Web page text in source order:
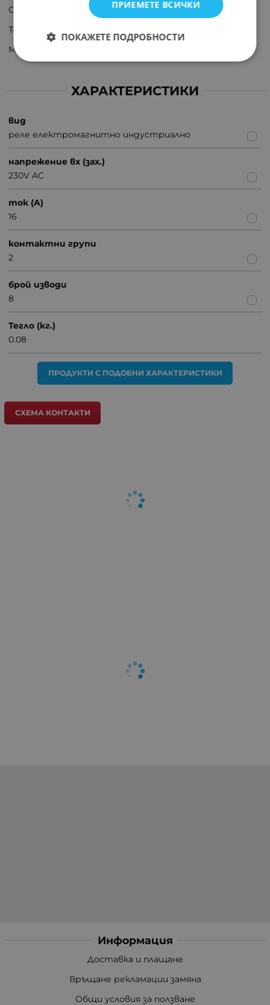
Съпротивление на бобината: 7,25kΩ
Ток на бобината: 10,5mA
Материал на контакта: AgCdO
ХАРАКТЕРИСТИКИ
вид
реле електромагнитно индустриално
напрежение вх (зах.)
230V AC
ток (A)
16
контактни групи
2
брой изводи
8
Тегло (кг.)
0.08
ПРОДУКТИ С ПОДОБНИ ХАРАКТЕРИСТИКИ
СХЕМА КОНТАКТИ
Информация
Доставка и плащане
Връщане рекламации замяна
Общи условия за ползване
ПРИЕМЕТЕ ВСИЧКИ
ПОКАЖЕТЕ ПОДРОБНОСТИ